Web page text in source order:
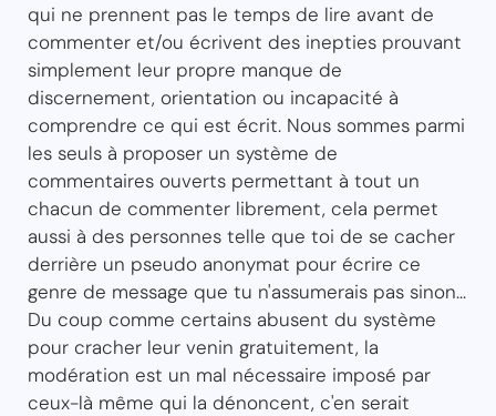
qui ne prennent pas le temps de lire avant de
commenter et/ou écrivent des inepties prouvant
simplement leur propre manque de
discernement, orientation ou incapacité à
comprendre ce qui est écrit. Nous sommes parmi
les seuls à proposer un système de
commentaires ouverts permettant à tout un
chacun de commenter librement, cela permet
aussi à des personnes telle que toi de se cacher
derrière un pseudo anonymat pour écrire ce
genre de message que tu n'assumerais pas sinon...
Du coup comme certains abusent du système
pour cracher leur venin gratuitement, la
modération est un mal nécessaire imposé par
ceux-là même qui la dénoncent, c'en serait